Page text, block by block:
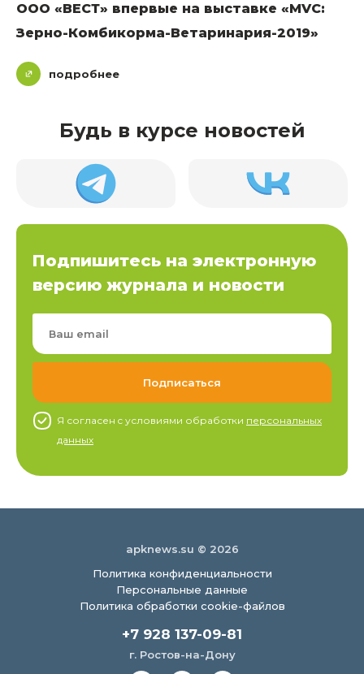
ООО «ВЕСТ» впервые на выставке «MVC:
Зерно-Комбикорма-Ветаринария-2019»
подробнее
Будь в курсе новостей
Подпишитесь на электронную
версию журнала и новости
Я согласен c условиями обработки персональных
данных
apknews.su © 2026
Политика конфиденциальности
Персональные данные
Политика обработки cookie-файлов
+7 928 137-09-81
г. Ростов-на-Дону